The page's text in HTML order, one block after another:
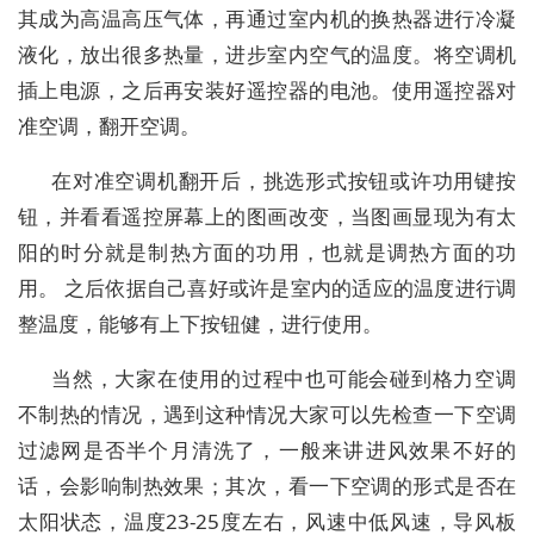
其成为高温高压气体，再通过室内机的换热器进行冷凝
液化，放出很多热量，进步室内空气的温度。将空调机
插上电源，之后再安装好遥控器的电池。使用遥控器对
准空调，翻开空调。
在对准空调机翻开后，挑选形式按钮或许功用键按
钮，并看看遥控屏幕上的图画改变，当图画显现为有太
阳的时分就是制热方面的功用，也就是调热方面的功
用。 之后依据自己喜好或许是室内的适应的温度进行调
整温度，能够有上下按钮健，进行使用。
当然，大家在使用的过程中也可能会碰到格力空调
不制热的情况，遇到这种情况大家可以先检查一下空调
过滤网是否半个月清洗了，一般来讲进风效果不好的
话，会影响制热效果；其次，看一下空调的形式是否在
太阳状态，温度23-25度左右，风速中低风速，导风板